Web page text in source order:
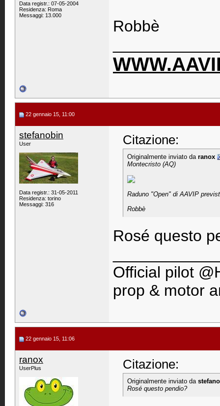
Data registr.: 07-05-2004
Residenza: Roma
Messaggi: 13.000
Robbè
22 gennaio 15, 11:00
stefanobin
User
Data registr.: 31-05-2011
Residenza: torino
Messaggi: 316
Citazione:
Originalmente inviato da ranox
Montecristo (AQ)
Raduno "Open" di AAVIP
Robbè
Rosé questo
Official pilot
prop & motor
22 gennaio 15, 11:06
ranox
UserPlus Citazione:
Originalmente inviato da
Rosé questo pendio?